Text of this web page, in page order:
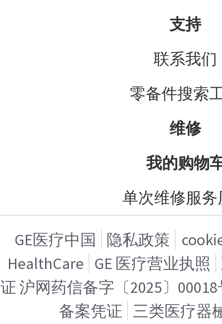
支持
联系我们
零备件搜索
维修
我的购物
单次维修服务
GE医疗中国 隐私政策
HealthCare GE 医疗营业执照
证 沪网药信备字〔2025〕
备案凭证 三类医疗器